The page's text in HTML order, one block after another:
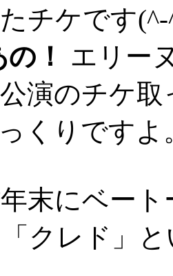
チケです
の！
エリー
演のチケ
くりですよ
末にベー
クレド」